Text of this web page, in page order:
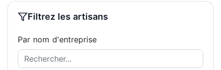
Filtrez les artisans
Par nom d'entreprise